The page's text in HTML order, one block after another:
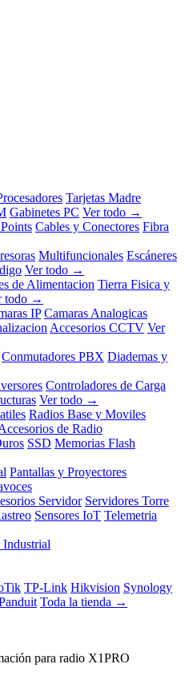
Tarjetas Madre
Gabinetes PC Ver todo →
Cables y Conectores Fibra
Multifuncionales Escáneres
Ver todo →
de Alimentacion Tierra Fisica y
todo →
IP Camaras Analogicas
Accesorios CCTV Ver
Conmutadores PBX Diademas y
Controladores de Carga
Ver todo →
Radios Base y Moviles
de Radio
SSD Memorias Flash
Pantallas y Proyectores
Servidor Servidores Torre
Sensores IoT Telemetria
TP-Link Hikvision Synology
Toda la tienda →
para radio X1PRO